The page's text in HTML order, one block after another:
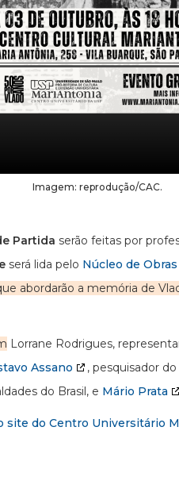
Imagem: reprodução/CAC.
Partida serão feitas por
será lida pelo Núcleo de
abordarão a memória de
Lorrane Rodrigues,
Assano
, pesquisador
do Brasil, e Mário Prata
site do Centro Universitário